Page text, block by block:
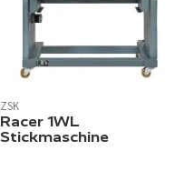
ZSK
Racer 1WL
Stickmaschine